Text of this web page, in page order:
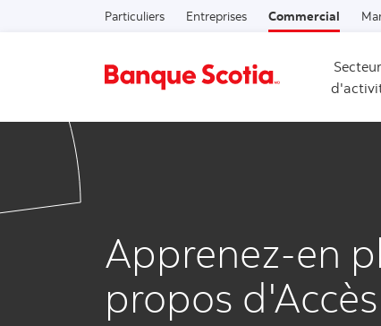
Particuliers Entreprises Commercial
Apprenez-en
propos